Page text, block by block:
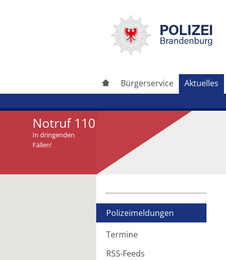
Bürgerservice Aktuelles
Notruf 110
In dringenden
Fällen!
Polizeimeldungen
Termine
RSS-Feeds
Artikel weiterleiten